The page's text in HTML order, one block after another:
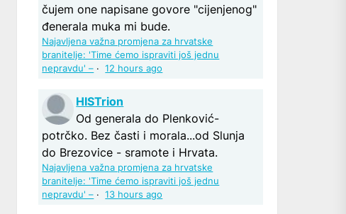
čujem one napisane govore "cijenjenog"
đenerala muka mi bude.
Najavljena važna promjena za hrvatske
branitelje: 'Time ćemo ispraviti još jednu
nepravdu' – ·12 hours ago
HISTrion
Od generala do Plenković-
potrčko. Bez časti i morala...od Slunja
do Brezovice - sramote i Hrvata.
Najavljena važna promjena za hrvatske
branitelje: 'Time ćemo ispraviti još jednu
nepravdu' – ·13 hours ago